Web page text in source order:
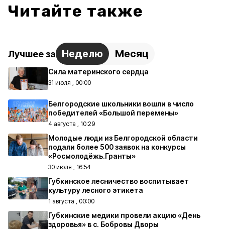
Читайте также
Лучшее за Неделю Месяц
Сила материнского сердца
31 июля , 00:00
Белгородские школьники вошли в число
победителей «Большой перемены»
4 августа , 10:29
Молодые люди из Белгородской области
подали более 500 заявок на конкурсы
«Росмолодёжь.Гранты»
30 июля , 16:54
Губкинское лесничество воспитывает
культуру лесного этикета
1 августа , 00:00
Губкинские медики провели акцию «День
здоровья» в с. Бобровы Дворы